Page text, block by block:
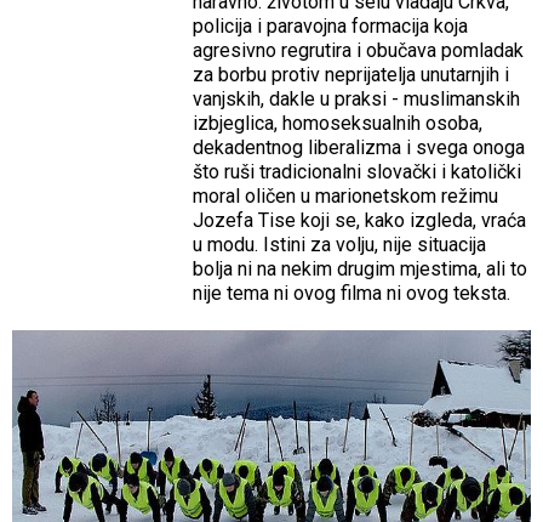
policija i paravojna formacija koja
agresivno regrutira i obučava pomladak
za borbu protiv neprijatelja unutarnjih i
vanjskih, dakle u praksi - muslimanskih
izbjeglica, homoseksualnih osoba,
dekadentnog liberalizma i svega onoga
što ruši tradicionalni slovački i katolički
moral oličen u marionetskom režimu
Jozefa Tise koji se, kako izgleda, vraća
u modu. Istini za volju, nije situacija
bolja ni na nekim drugim mjestima, ali to
nije tema ni ovog filma ni ovog teksta.